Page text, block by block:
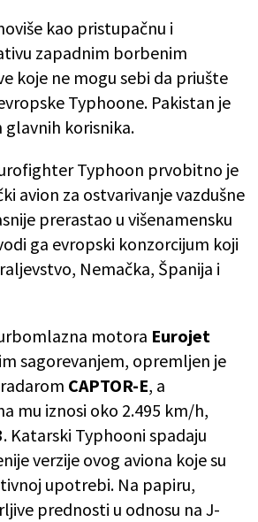
kao pristupačnu i
zapadnim borbenim
koje ne mogu sebi da priušte
Typhoone. Pakistan je
glavnih korisnika.
Typhoon prvobitno je
avion za ostvarivanje vazdušne
prerastao u višenamensku
ga evropski konzorcijum koji
Nemačka, Španija i
motora Eurojet
sagorevanjem, opremljen je
CAPTOR-E, a
mu iznosi oko 2.495 km/h,
. Katarski Typhooni spadaju
verzije ovog aviona koje su
upotrebi. Na papiru,
prednosti u odnosu na J-